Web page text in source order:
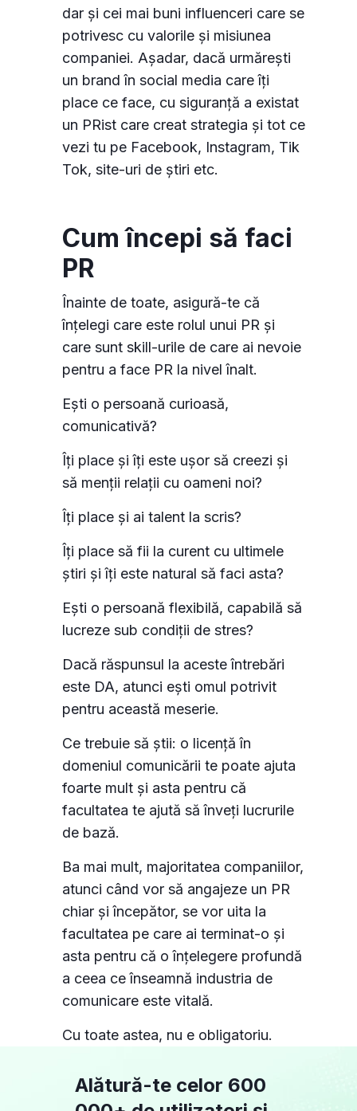
dar și cei mai buni influenceri care se
potrivesc cu valorile și misiunea
companiei. Așadar, dacă urmărești
un brand în social media care îți
place ce face, cu siguranță a existat
un PRist care creat strategia și tot ce
vezi tu pe Facebook, Instagram, Tik
Tok, site-uri de știri etc.
Cum începi să faci
PR
Înainte de toate, asigură-te că
înțelegi care este rolul unui PR și
care sunt skill-urile de care ai nevoie
pentru a face PR la nivel înalt.
Ești o persoană curioasă,
comunicativă?
Îți place și îți este ușor să creezi și
să menții relații cu oameni noi?
Îți place și ai talent la scris?
Îți place să fii la curent cu ultimele
știri și îți este natural să faci asta?
Ești o persoană flexibilă, capabilă să
lucreze sub condiții de stres?
Dacă răspunsul la aceste întrebări
este DA, atunci ești omul potrivit
pentru această meserie.
Ce trebuie să știi: o licență în
domeniul comunicării te poate ajuta
foarte mult și asta pentru că
facultatea te ajută să înveți lucrurile
de bază.
Ba mai mult, majoritatea companiilor,
atunci când vor să angajeze un PR
chiar și începător, se vor uita la
facultatea pe care ai terminat-o și
asta pentru că o înțelegere profundă
a ceea ce înseamnă industria de
comunicare este vitală.
Cu toate astea, nu e obligatoriu.
Alătură-te celor 600